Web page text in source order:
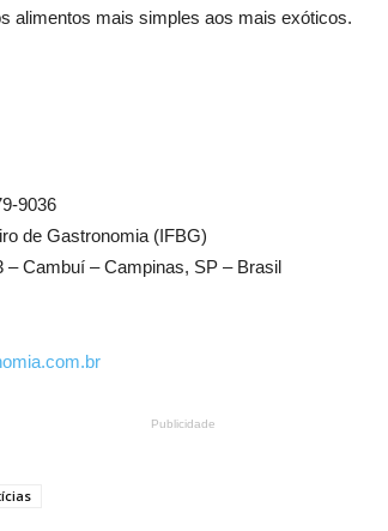
alimentos mais simples aos mais exóticos.
9036
de Gastronomia (IFBG)
– Cambuí – Campinas, SP – Brasil
Publicidade